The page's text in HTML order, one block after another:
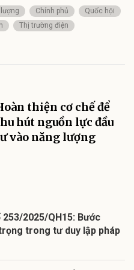
Chính phủ
Quốc hội
Thị trường điện
thiện cơ chế để
hút nguồn lực đầu
vào năng lượng
2025/QH15: Bước
trong tư duy lập pháp